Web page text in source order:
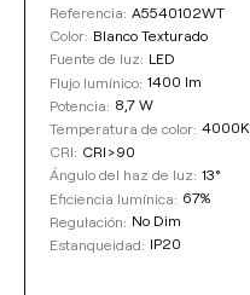
Referencia: A5540102WT
Color: Blanco Texturado
Fuente de luz: LED
Flujo lumínico: 1400 lm
Potencia: 8,7 W
Temperatura de color: 4000K
CRI: CRI>90
Ángulo del haz de luz: 13°
Eficiencia lumínica: 67%
Regulación: No Dim
Estanqueidad: IP20